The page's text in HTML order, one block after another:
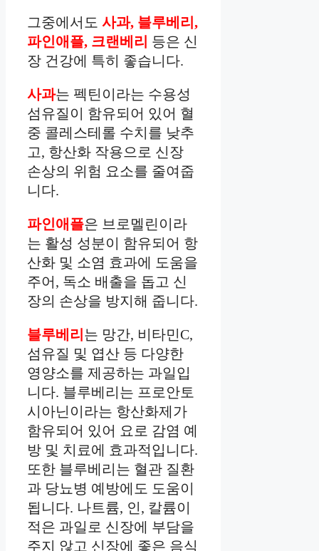
그중에서도 사과, 블루베리,
파인애플, 크랜베리 등은 신
장 건강에 특히 좋습니다.
사과는 펙틴이라는 수용성
섬유질이 함유되어 있어 혈
중 콜레스테롤 수치를 낮추
고, 항산화 작용으로 신장
손상의 위험 요소를 줄여줍
니다.
파인애플은 브로멜린이라
는 활성 성분이 함유되어 항
산화 및 소염 효과에 도움을
주어, 독소 배출을 돕고 신
장의 손상을 방지해 줍니다.
블루베리는 망간, 비타민C,
섬유질 및 엽산 등 다양한
영양소를 제공하는 과일입
니다. 블루베리는 프로안토
시아닌이라는 항산화제가
함유되어 있어 요로 감염 예
방 및 치료에 효과적입니다.
또한 블루베리는 혈관 질환
과 당뇨병 예방에도 도움이
됩니다. 나트륨, 인, 칼륨이
적은 과일로 신장에 부담을
주지 않고 신장에 좋은 음식